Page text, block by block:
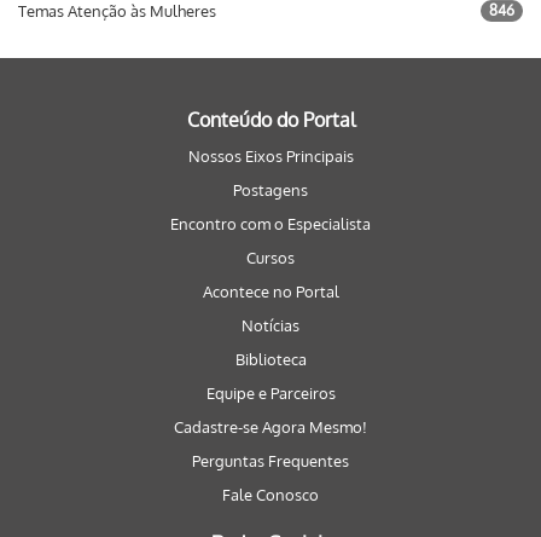
Temas Atenção às Mulheres 846
Conteúdo do Portal
Nossos Eixos Principais
Postagens
Encontro com o Especialista
Cursos
Acontece no Portal
Notícias
Biblioteca
Equipe e Parceiros
Cadastre-se Agora Mesmo!
Perguntas Frequentes
Fale Conosco